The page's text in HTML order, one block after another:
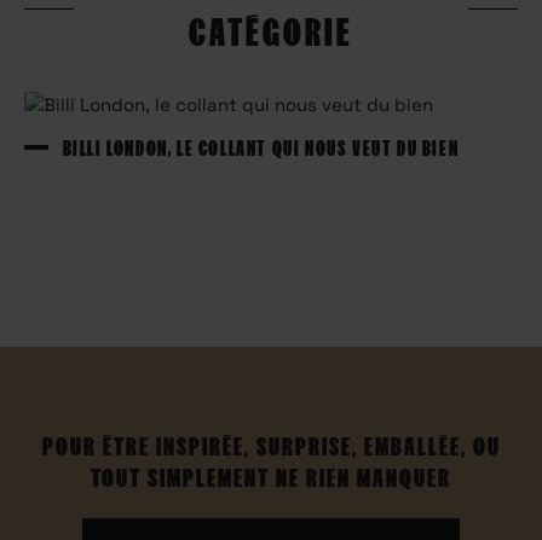
CATÉGORIE
BILLI LONDON, LE COLLANT QUI NOUS VEUT DU BIEN
POUR ÊTRE INSPIRÉE, SURPRISE, EMBALLÉE, OU
TOUT SIMPLEMENT NE RIEN MANQUER